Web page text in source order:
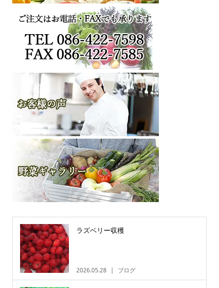
ラズベリー収穫
2026.05.28 ブログ